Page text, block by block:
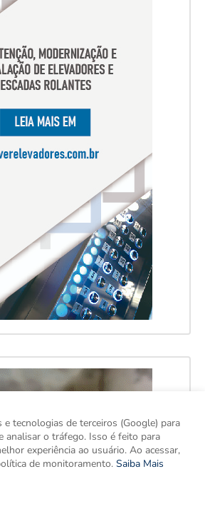
e tecnologias de terceiros (Google) para
analisar o tráfego. Isso é feito para
experiência ao usuário. Ao acessar,
de monitoramento. Saiba Mais